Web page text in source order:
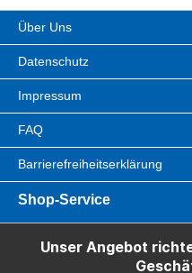
Über Uns
Datenschutz
Impressum
FAQ
Barrierefreiheitserklärung
Shop-Service
Unser Angebot